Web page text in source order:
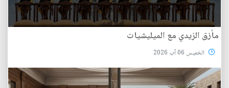
مأزق الزيدي مع الميليشيات
الخميس 06 آب 2026